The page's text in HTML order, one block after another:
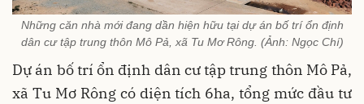
Những căn nhà mới đang dần hiện hữu tại dự án bố trí ổn định
dân cư tập trung thôn Mô Pả, xã Tu Mơ Rông. (Ảnh: Ngọc Chí)
Dự án bố trí ổn định dân cư tập trung thôn Mô Pả,
xã Tu Mơ Rông có diện tích 6ha, tổng mức đầu tư